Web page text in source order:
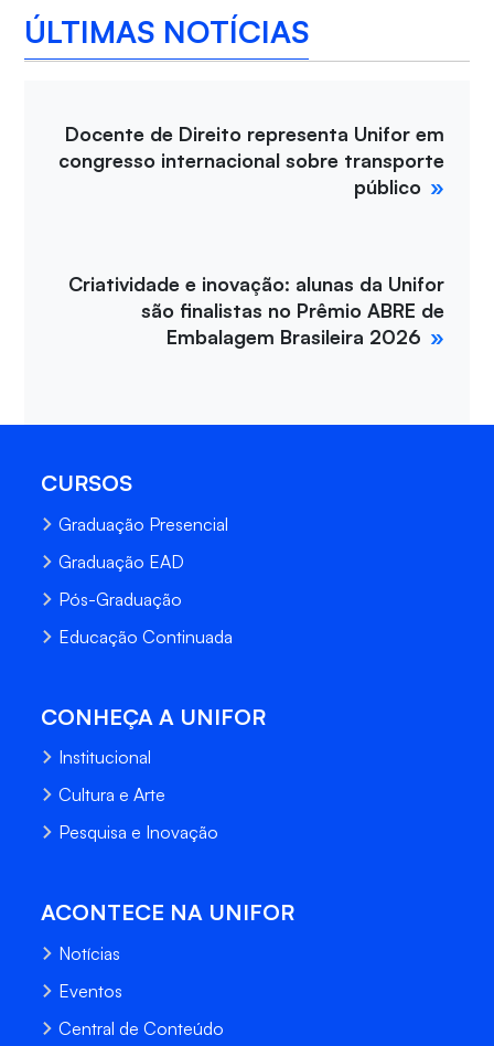
ÚLTIMAS NOTÍCIAS
Docente de Direito representa Unifor em
congresso internacional sobre transporte
público
Criatividade e inovação: alunas da Unifor
são finalistas no Prêmio ABRE de
Embalagem Brasileira 2026
CURSOS
Graduação Presencial
Graduação EAD
Pós-Graduação
Educação Continuada
CONHEÇA A UNIFOR
Institucional
Cultura e Arte
Pesquisa e Inovação
ACONTECE NA UNIFOR
Notícias
Eventos
Central de Conteúdo